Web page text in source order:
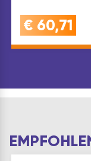
€ 60,71